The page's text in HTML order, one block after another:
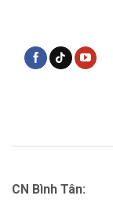
CN Bình Tân: